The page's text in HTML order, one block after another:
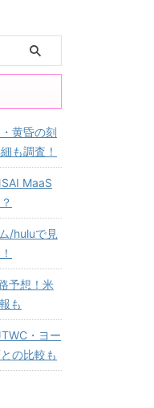
黄昏の刻
も調査！
MaaS
/huluで見
予想！米
も
・ヨー
の比較も